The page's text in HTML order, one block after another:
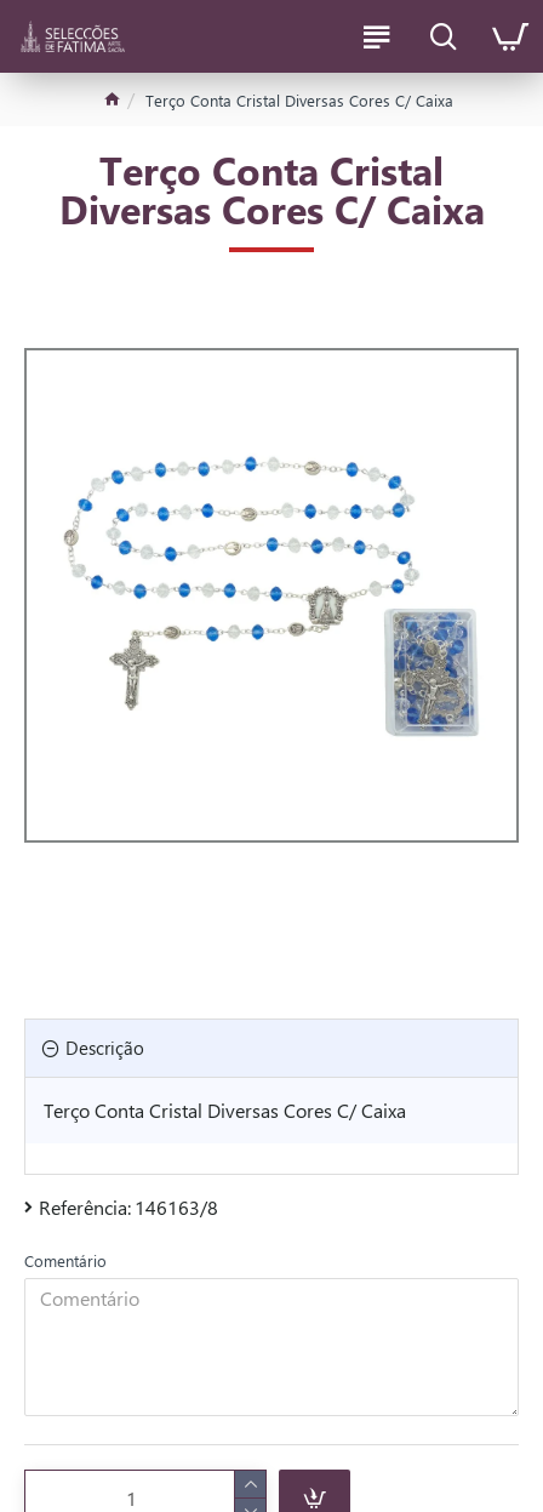
Terço Conta Cristal Diversas Cores C/ Caixa
Terço Conta Cristal
Diversas Cores C/ Caixa
Descrição
Terço Conta Cristal Diversas Cores C/ Caixa
Referência:146163/8
Comentário